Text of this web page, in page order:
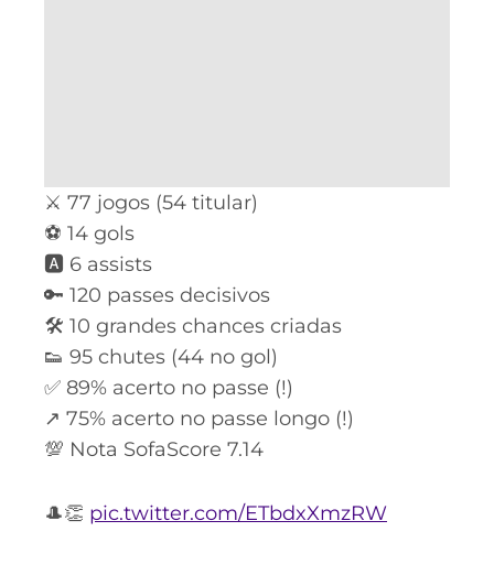
⚔️ 77 jogos (54 titular)
⚽️ 14 gols
🅰️ 6 assists
🔑 120 passes decisivos
🛠 10 grandes chances criadas
👟 95 chutes (44 no gol)
✅ 89% acerto no passe (!)
↗️ 75% acerto no passe longo (!)
💯 Nota SofaScore 7.14
🎩👏 pic.twitter.com/ETbdxXmzRW